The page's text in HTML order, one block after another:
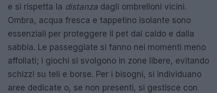
e si rispetta la distanza dagli ombrelloni vicini.
Ombra, acqua fresca e tappetino isolante sono
essenziali per proteggere il pet dal caldo e dalla
sabbia. Le passeggiate si fanno nei momenti meno
affollati; i giochi si svolgono in zone libere, evitando
schizzi su teli e borse. Per i bisogni, si individuano
aree dedicate o, se non presenti, si gestisce con